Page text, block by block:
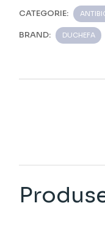
CATEGORIE:
BRAND: DUCHEFA